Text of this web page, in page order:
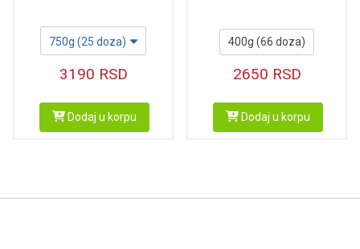
750g (25 doza)
3190 RSD
Dodaj u korpu
400g (66 doza)
2650 RSD
Dodaj u korpu